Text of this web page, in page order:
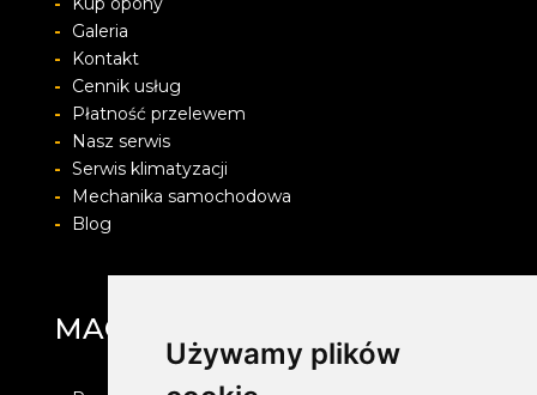
Używamy plików
-
Galeria
-
Kontakt
-
Cennik usług
-
Płatność przelewem
-
Nasz serwis
- Serwis klimatyzacji
-
Mechanika samochodowa
-
Blog
MAG Opony